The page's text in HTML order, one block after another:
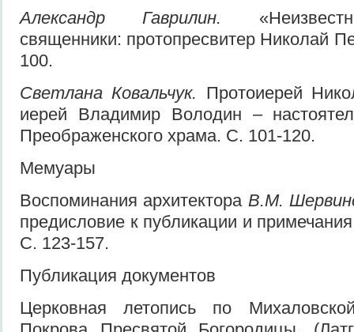
Александр Гаврилин.
священники: протопресвитер Николай
100.
Светлана Ковальчук. Протоиерей
иерей Владимир Володин –
Преображенского храма. С. 101-120.
Мемуары
Воспоминания архитектора В.М.
предисловие к публикации и
С. 123-157.
Публикация документов
Церковная летопись по